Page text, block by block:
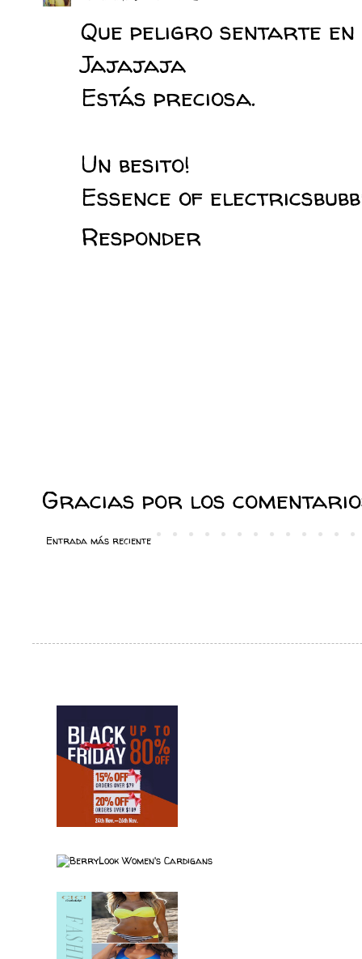
Que peligro sentarte
Jajajaja
Estás preciosa.
Un besito!
Essence of
Responder
Gracias por los
Entrada más reciente